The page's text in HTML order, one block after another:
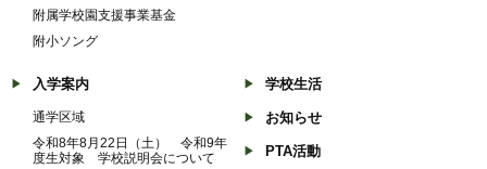
附属学校園支援事業基金
附小ソング
入学案内
通学区域
令和8年8月22日（土） 令和9年
度生対象 学校説明会について
学校生活
お知らせ
PTA活動